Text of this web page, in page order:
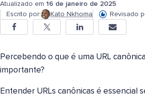
Atualizado em 16 de janeiro de 2025
Escrito por:
Kato Nkhoma Revisado
Percebendo o que é uma URL
importante?
Entender URLs canônicas é essencial